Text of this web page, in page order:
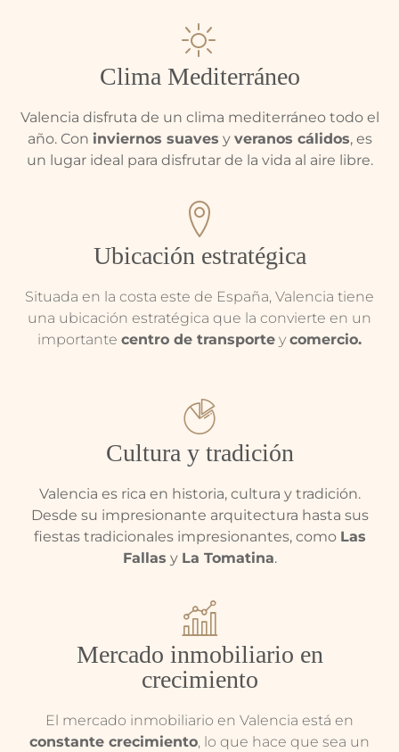
Clima Mediterráneo
Valencia disfruta de un clima mediterráneo todo el
año. Con inviernos suaves y veranos cálidos, es
un lugar ideal para disfrutar de la vida al aire libre.
Ubicación estratégica
Situada en la costa este de España, Valencia tiene
una ubicación estratégica que la convierte en un
importante centro de transporte y comercio.
Cultura y tradición
Valencia es rica en historia, cultura y tradición.
Desde su impresionante arquitectura hasta sus
fiestas tradicionales impresionantes, como Las
Fallas y La Tomatina.
Mercado inmobiliario en
crecimiento
El mercado inmobiliario en Valencia está en
constante crecimiento, lo que hace que sea un